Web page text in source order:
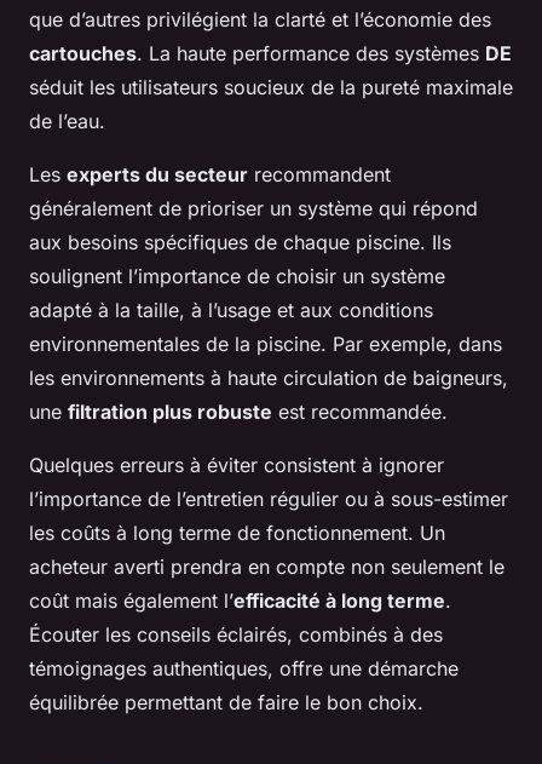
que d’autres privilégient la clarté et l’économie des
cartouches. La haute performance des systèmes DE
séduit les utilisateurs soucieux de la pureté maximale
de l’eau.
Les experts du secteur recommandent
généralement de prioriser un système qui répond
aux besoins spécifiques de chaque piscine. Ils
soulignent l’importance de choisir un système
adapté à la taille, à l’usage et aux conditions
environnementales de la piscine. Par exemple, dans
les environnements à haute circulation de baigneurs,
une filtration plus robuste est recommandée.
Quelques erreurs à éviter consistent à ignorer
l’importance de l’entretien régulier ou à sous-estimer
les coûts à long terme de fonctionnement. Un
acheteur averti prendra en compte non seulement le
coût mais également l’efficacité à long terme.
Écouter les conseils éclairés, combinés à des
témoignages authentiques, offre une démarche
équilibrée permettant de faire le bon choix.